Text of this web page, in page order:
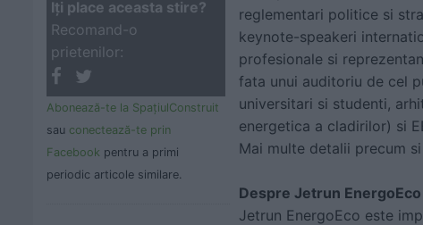
Iţi place aceasta stire?
Recomand-o
prietenilor:
Abonează-te la SpaţiulConstruit
sau conectează-te prin
Facebook pentru a primi
periodic articole similare.
reglementari politice si
keynote-speakeri
profesionale si
fata unui auditoriu de cel
universitari si studenti,
energetica a cladirilor) si
Mai multe detalii precum
Despre Jetrun EnergoEco
Jetrun EnergoEco este